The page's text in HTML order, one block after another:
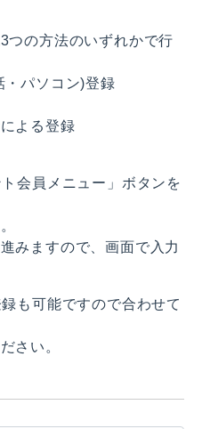
つの方法のいずれかで行
パソコン)登録
よる登録
会員メニュー」ボタンを
みますので、画面で入力
も可能ですので合わせて
さい。